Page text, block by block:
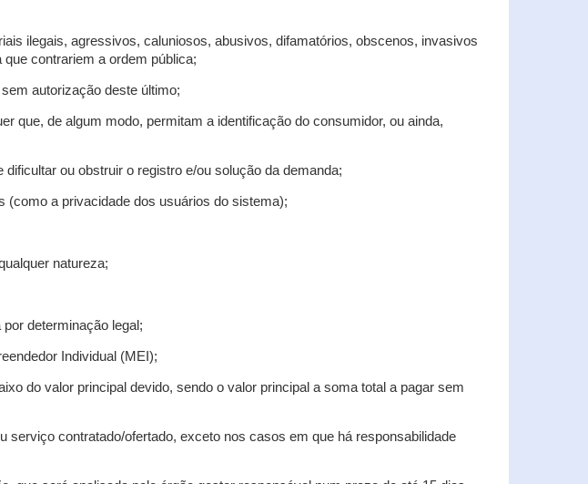
ilegais, agressivos, caluniosos, abusivos, difamatórios, obscenos, invasivos
contrariem a ordem pública;
autorização deste último;
que, de algum modo, permitam a identificação do consumidor, ou ainda,
ou obstruir o registro e/ou solução da demanda;
(como a privacidade dos usuários do sistema);
natureza;
determinação legal;
Individual (MEI);
do valor principal devido, sendo o valor principal a soma total a pagar sem
contratado/ofertado, exceto nos casos em que há responsabilidade